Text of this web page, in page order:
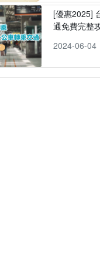
[優惠2025]
通免費完整
2024-06-04